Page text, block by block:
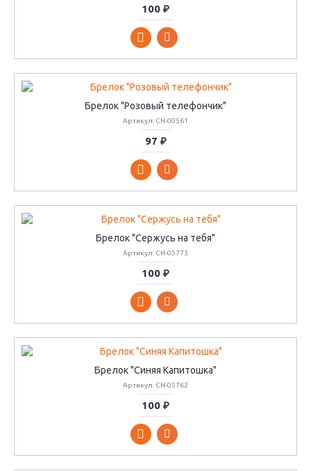
100 ₽
Брелок "Розовый телефончик"
Артикул: CH-00561
97 ₽
Брелок "Сержусь на тебя"
Артикул: CH-05773
100 ₽
Брелок "Синяя Капитошка"
Артикул: CH-05762
100 ₽